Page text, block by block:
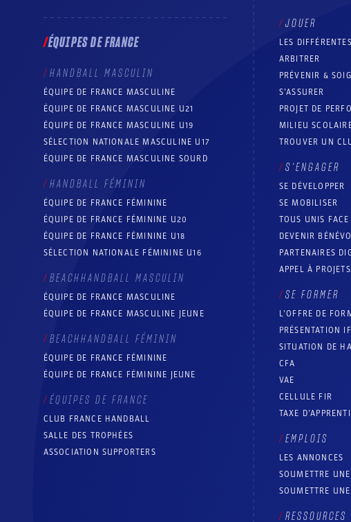
ÉQUIPES DE FRANCE
HANDBALL MASCULIN
ÉQUIPE DE FRANCE MASCULINE
ÉQUIPE DE FRANCE MASCULINE U21
ÉQUIPE DE FRANCE MASCULINE U19
SÉLECTION NATIONALE MASCULINE U17
ÉQUIPE DE FRANCE MASCULINE SOURD
HANDBALL FÉMININ
ÉQUIPE DE FRANCE FÉMININE
ÉQUIPE DE FRANCE FÉMININE U20
ÉQUIPE DE FRANCE FÉMININE U18
SÉLECTION NATIONALE FÉMININE U16
BEACHHANDBALL MASCULIN
ÉQUIPE DE FRANCE MASCULINE
ÉQUIPE DE FRANCE MASCULINE JEUNE
BEACHHANDBALL FÉMININ
ÉQUIPE DE FRANCE FÉMININE
ÉQUIPE DE FRANCE FÉMININE JEUNE
ÉQUIPES DE FRANCE
CLUB FRANCE HANDBALL
SALLE DES TROPHÉES
ASSOCIATION SUPPORTERS
JOUER
LES
ARBITRER
PRÉVENIR &
S’ASSURER
PROJET DE
MILIEU
TROUVER UN
S’ENGAGER
SE DÉVELOPPER
SE MOBILISER
TOUS UNIS
DEVENIR
PARTENAIRES
APPEL À PROJETS
SE FORMER
L’OFFRE DE
PRÉSENTATION
SITUATION DE
CFA
VAE
CELLULE FIR
TAXE
EMPLOIS
LES ANNONCES
SOUMETTRE
SOUMETTRE